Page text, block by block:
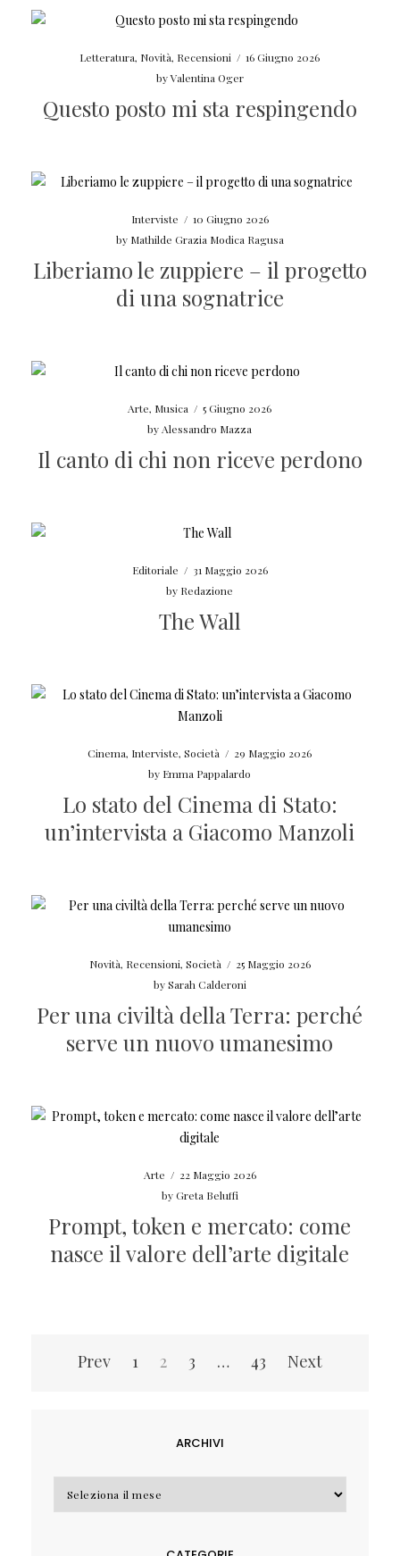
Letteratura, Novità, Recensioni / 16 Giugno 2026
byValentina Oger
Questo posto mi sta respingendo
Interviste / 10 Giugno 2026
by Mathilde Grazia Modica Ragusa
Liberiamo le zuppiere – il progetto
di una sognatrice
Arte, Musica / 5 Giugno 2026
byAlessandro Mazza
Il canto di chi non riceve perdono
Editoriale / 31 Maggio 2026
by Redazione
The Wall
Cinema, Interviste,Società / 29 Maggio 2026
by Emma Pappalardo
Lo stato del Cinema di Stato:
un’intervista a Giacomo Manzoli
Novità, Recensioni, Società / 25 Maggio 2026
bySarah Calderoni
Per una civiltà della Terra: perché
serve un nuovo umanesimo
Arte / 22 Maggio 2026
byGreta Beluffi
Prompt, token e mercato: come
nasce il valore dell’arte digitale
Navigazione
Prev 1 2 3 … 43 Next
ARCHIVI
Archivi